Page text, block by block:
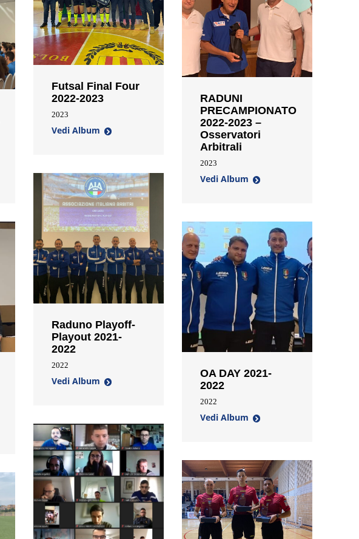
Futsal Final Four
2022-2023
2023
Vedi Album
RADUNI
PRECAMPIONATO
2022-2023 –
Osservatori
Arbitrali
2023
Vedi Album
Raduno Playoff-
Playout 2021-
2022
2022
Vedi Album
OA DAY 2021-
2022
2022
Vedi Album